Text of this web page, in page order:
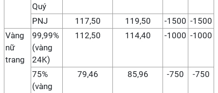
Quý
PNJ 117,50 119,50 -1500 -1500
Vàng
nữ
trang
99,99%
(vàng
24K)
112,50 114,40 -1000 -1000
75%
(vàng
79,46 85,96 -750 -750